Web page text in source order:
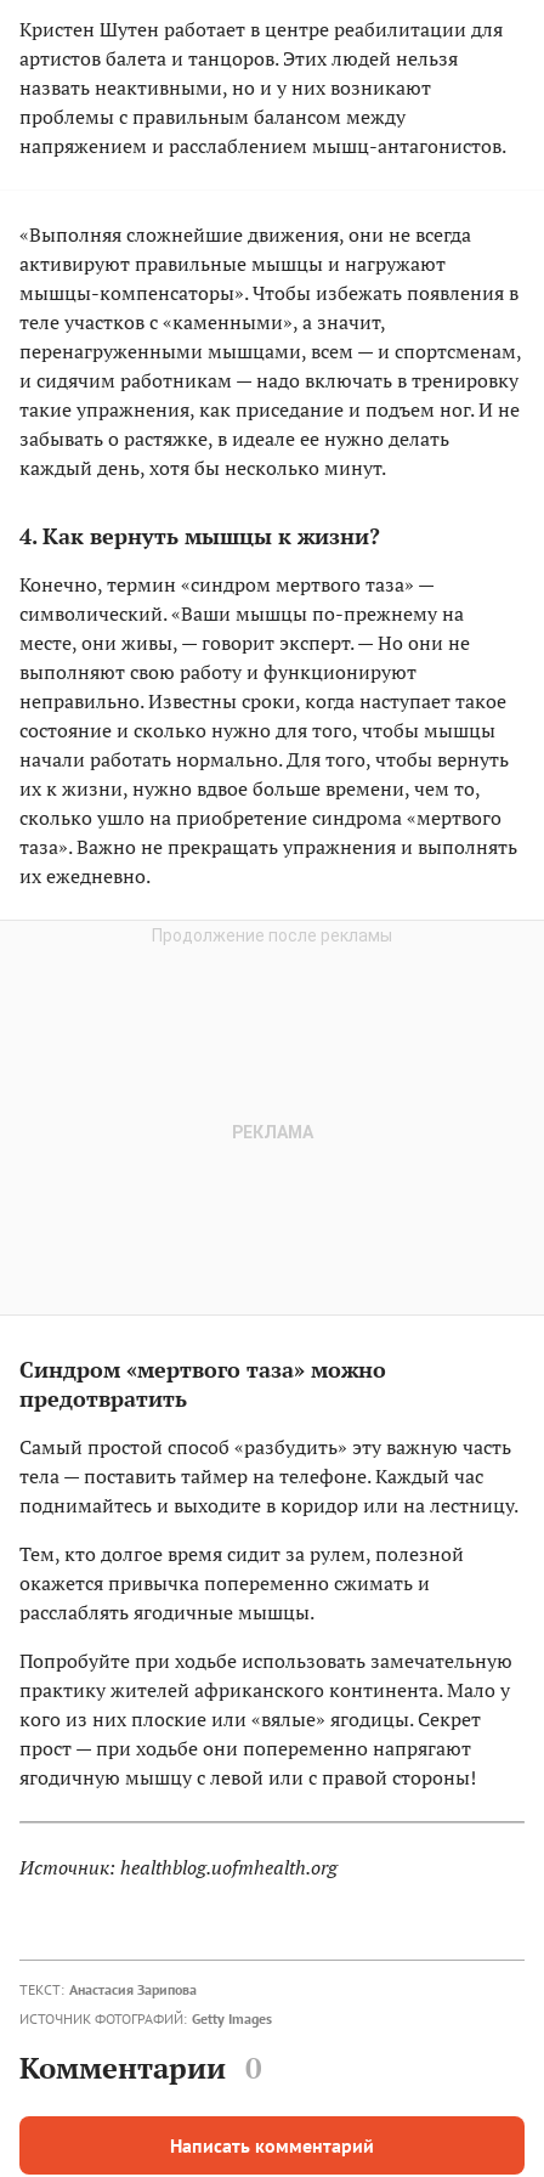
Кристен Шутен работает в центре реабилитации для
артистов балета и танцоров. Этих людей нельзя
назвать неактивными, но и у них возникают
проблемы с правильным балансом между
напряжением и расслаблением мышц-антагонистов.
«Выполняя сложнейшие движения, они не всегда
активируют правильные мышцы и нагружают
мышцы-компенсаторы». Чтобы избежать появления в
теле участков с «каменными», а значит,
перенагруженными мышцами, всем — и спортсменам,
и сидячим работникам — надо включать в тренировку
такие упражнения, как приседание и подъем ног. И не
забывать о растяжке, в идеале ее нужно делать
каждый день, хотя бы несколько минут.
4. Как вернуть мышцы к жизни?
Конечно, термин «синдром мертвого таза» —
символический. «Ваши мышцы по-прежнему на
месте, они живы, — говорит эксперт. — Но они не
выполняют свою работу и функционируют
неправильно. Известны сроки, когда наступает такое
состояние и сколько нужно для того, чтобы мышцы
начали работать нормально. Для того, чтобы вернуть
их к жизни, нужно вдвое больше времени, чем то,
сколько ушло на приобретение синдрома «мертвого
таза». Важно не прекращать упражнения и выполнять
их ежедневно.
Синдром «мертвого таза» можно
предотвратить
Самый простой способ «разбудить» эту важную часть
тела — поставить таймер на телефоне. Каждый час
поднимайтесь и выходите в коридор или на лестницу.
Тем, кто долгое время сидит за рулем, полезной
окажется привычка попеременно сжимать и
расслаблять ягодичные мышцы.
Попробуйте при ходьбе использовать замечательную
практику жителей африканского континента. Мало у
кого из них плоские или «вялые» ягодицы. Секрет
прост — при ходьбе они попеременно напрягают
ягодичную мышцу с левой или с правой стороны!
Источник: healthblog.uofmhealth.org
ТЕКСТ: Анастасия Зарипова
ИСТОЧНИК ФОТОГРАФИЙ: Getty Images
Комментарии 0
Написать комментарий